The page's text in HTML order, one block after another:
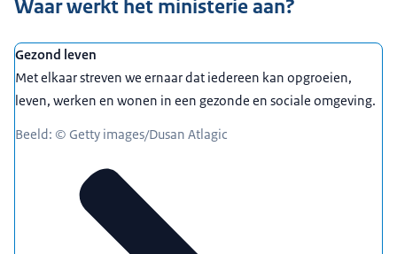
Waar werkt het ministerie aan?
Gezond leven
Met elkaar streven we ernaar dat iedereen kan opgroeien,
leven, werken en wonen in een gezonde en sociale omgeving.
Beeld: © Getty images/Dusan Atlagic